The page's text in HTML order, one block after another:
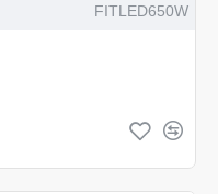
FITLED650W